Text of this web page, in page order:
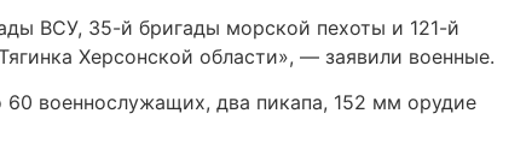
ВСУ, 35-й бригады морской пехоты и 121-й
Херсонской области», — заявили военные.
военнослужащих, два пикапа, 152 мм орудие